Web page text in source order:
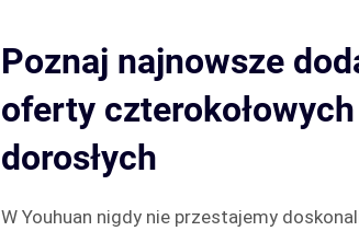
Poznaj najnowsze
oferty
dorosłych
W Youhuan nigdy nie przestajemy